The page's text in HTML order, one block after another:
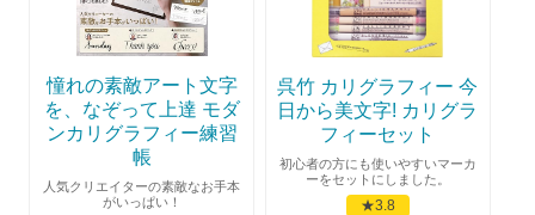
憧れの素敵アート文字
を、なぞって上達 モダ
ンカリグラフィー練習
帳
人気クリエイターの素敵なお手本
がいっぱい！
呉竹 カリグラフィー 今
日から美文字! カリグラ
フィーセット
初心者の方にも使いやすいマーカ
ーをセットにしました。
★3.8